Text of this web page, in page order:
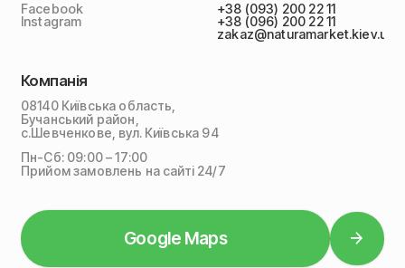
Facebook
Instagram
+38 (093) 200 22 11
+38 (096) 200 22 11
zakaz@naturamarket.kiev.ua
Компанія
08140 Київська область,
Бучанський район,
с.Шевченкове, вул. Київська 94
Пн-Сб: 09:00 – 17:00
Прийом замовлень на сайті 24/7
Google Maps